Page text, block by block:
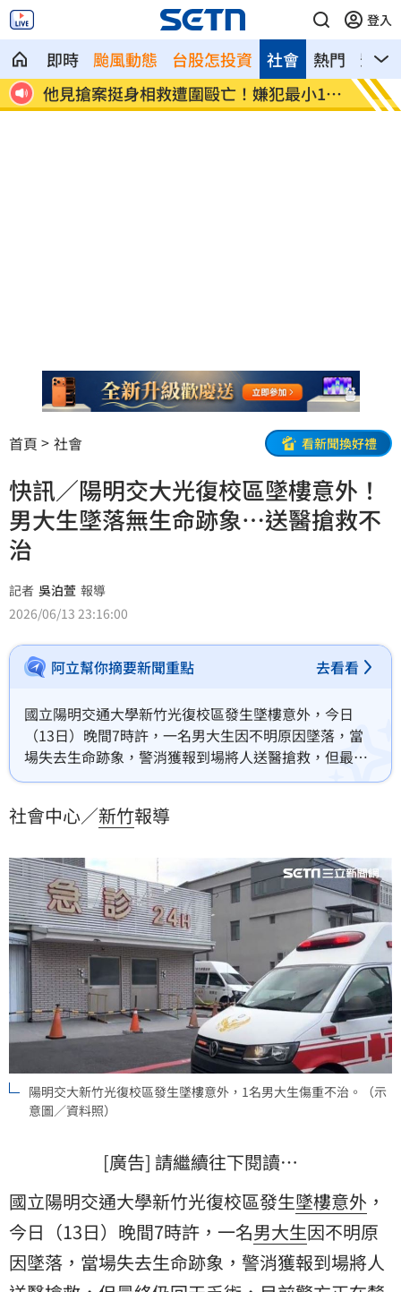
登入
即時 颱風動態 台股怎投資 熱門 影音
社會
12
扣款人數狂增4成 國泰小龍基金布局曝光
車是
費
首頁 社會 看新聞換好禮
快訊／陽明交大光復校區墜樓意外！
男大生墜落無生命跡象…送醫搶救不
治
記者 吳泊萱 報導
2026/06/13 23:16:00
阿立幫你摘要新聞重點 去看看
國立陽明交通大學新竹光復校區發生墜樓意外，今日
（13日）晚間7時許，一名男大生因不明原因墜落，當
場失去生命跡象，警消獲報到場將人送醫搶救，但最終
仍回天乏術，目前警方正在釐清事故發生原因。
社會中心／新竹報導
陽明交大新竹光復校區發生墜樓意外，1名男大生傷重不治。（示
意圖／資料照）
[廣告] 請繼續往下閱讀…
國立陽明交通大學新竹光復校區發生墜樓意外 ，
今日（13日）晚間7時許，一名男大生因不明原
因墜落，當場失去生命跡象，警消獲報到場將人